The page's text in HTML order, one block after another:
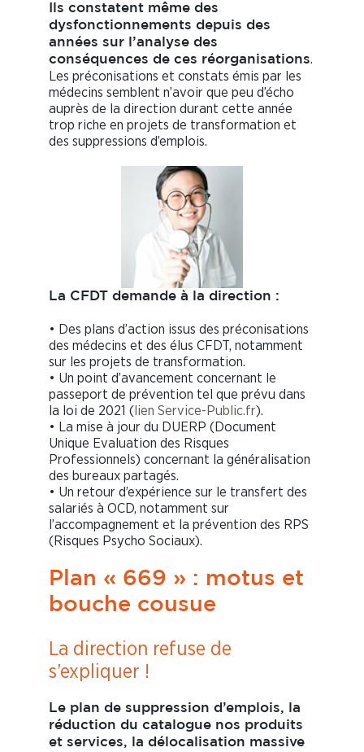
Ils constatent même des
dysfonctionnements depuis des
années sur l’analyse des
conséquences de ces réorganisations.
Les préconisations et constats émis par les
médecins semblent n’avoir que peu d’écho
auprès de la direction durant cette année
trop riche en projets de transformation et
des suppressions d’emplois.
La CFDT demande à la direction :
• Des plans d’action issus des préconisations
des médecins et des élus CFDT, notamment
sur les projets de transformation.
• Un point d’avancement concernant le
passeport de prévention tel que prévu dans
la loi de 2021 ( lien Service-Public.fr).
• La mise à jour du DUERP (Document
Unique Evaluation des Risques
Professionnels) concernant la généralisation
des bureaux partagés.
• Un retour d’expérience sur le transfert des
salariés à OCD, notamment sur
l’accompagnement et la prévention des RPS
(Risques Psycho Sociaux).
Plan « 669 » : motus et
bouche cousue
La direction refuse de
s’expliquer !
Le plan de suppression d’emplois, la
réduction du catalogue nos produits
et services, la délocalisation massive